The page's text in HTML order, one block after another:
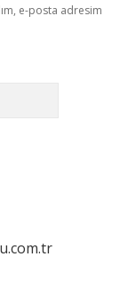
e-posta adresim